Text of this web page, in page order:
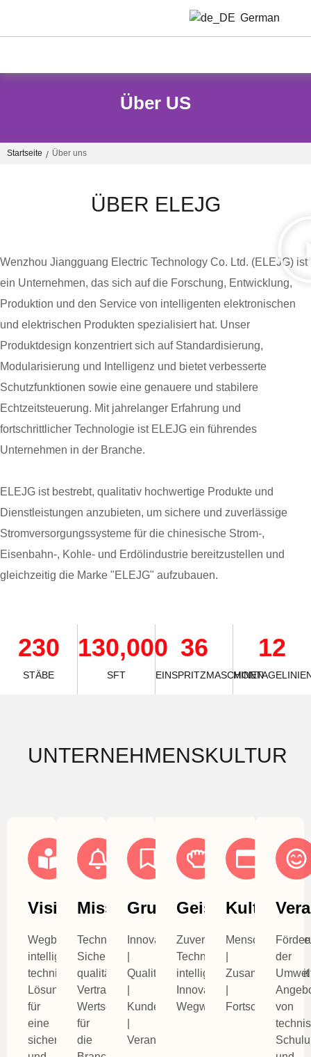
German
Über US
Startseite / Über uns
ÜBER ELEJG
Wenzhou Jiangguang Electric Technology Co. Ltd. (ELEJG) ist
ein Unternehmen, das sich auf die Forschung, Entwicklung,
Produktion und den Service von intelligenten elektronischen
und elektrischen Produkten spezialisiert hat. Unser
Produktdesign konzentriert sich auf Standardisierung,
Modularisierung und Intelligenz und bietet verbesserte
Schutzfunktionen sowie eine genauere und stabilere
Echtzeitsteuerung. Mit jahrelanger Erfahrung und
fortschrittlicher Technologie ist ELEJG ein führendes
Unternehmen in der Branche.
ELEJG ist bestrebt, qualitativ hochwertige Produkte und
Dienstleistungen anzubieten, um sichere und zuverlässige
Stromversorgungssysteme für die chinesische Strom-,
Eisenbahn-, Kohle- und Erdölindustrie bereitzustellen und
gleichzeitig die Marke "ELEJG" aufzubauen.
230
STÄBE
130,000
SFT
36
EINSPRITZMASCHINEN
12
UNTERNEHMENSKULTUR
Vision
Wegbereiter
intelligenter
technischer
Lösungen
für
eine
sicherere
Mission
Technikgestützte
Sicherheit,
qualitätsgestütztes
Vertrauen,
Wertschöpfung
für
die
Grundwerte
Innovation
Qualität
Kunden
Verantwortung
Geist
Zuverlässige
Technik,
intelligente
Innovation,
Wegweiserfunktion.
Kultur
Zusammenarbeit
Fortschritt
der
von